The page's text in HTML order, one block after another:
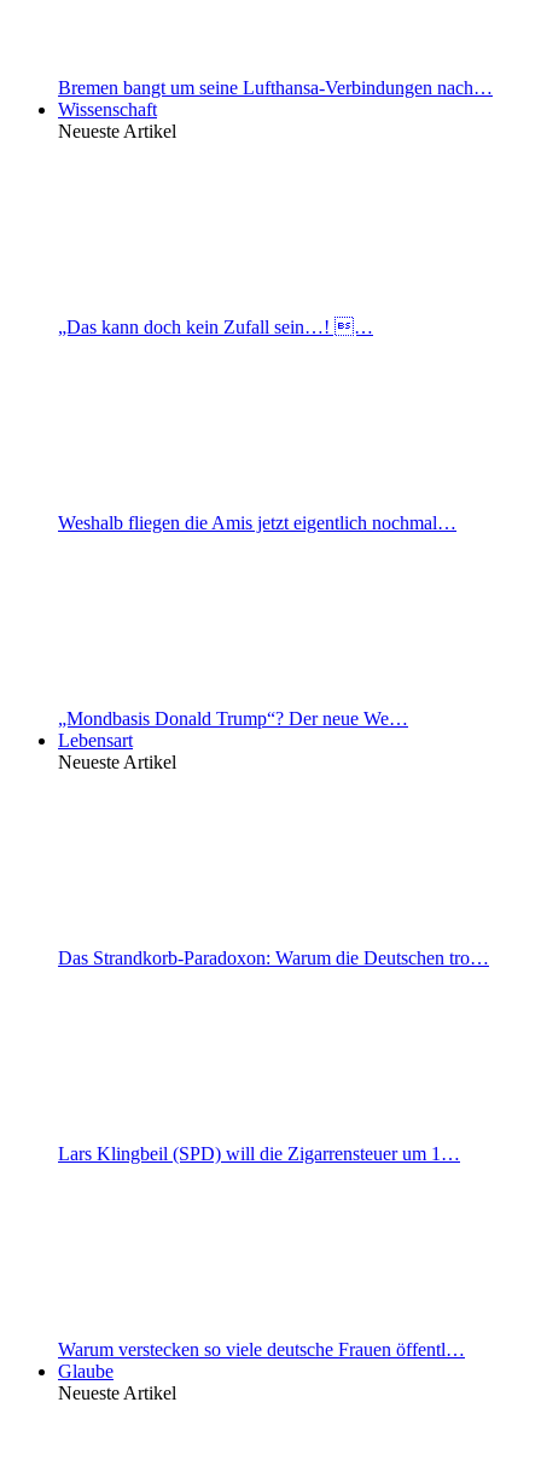
Bremen bangt um seine Lufthansa-Verbindungen nach…
Wissenschaft
Neueste Artikel
„Das kann doch kein Zufall sein…! …
Weshalb fliegen die Amis jetzt eigentlich nochmal…
„Mondbasis Donald Trump“? Der neue We…
Lebensart
Neueste Artikel
Das Strandkorb-Paradoxon: Warum die Deutschen tro…
Lars Klingbeil (SPD) will die Zigarrensteuer um 1…
Warum verstecken so viele deutsche Frauen öffentl…
Glaube
Neueste Artikel